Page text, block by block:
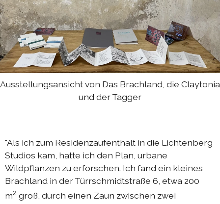
Sommerprogramm 2023
DIEresidenz EXTRA-Performance 2023
DIEresidenz EXTRA-Theater 2023
DIEresidenz hors les murs
Austausch Berlin-Die 2022
Austausch Die-Berlin 2022
Austausch Berlin-Die 2021
Austausch Die-Berlin 2021
DIEresidenz hors les murs 2021
Sommerprogramm 2021
Ausstellungsansicht von Das Brachland, die Claytonia
und der Tagger
"Als ich zum Residenzaufenthalt in die Lichtenberg
Studios kam, hatte ich den Plan, urbane
Wildpflanzen zu erforschen. Ich fand ein kleines
Brachland in der Türrschmidtstraße 6, etwa 200
m2 groß, durch einen Zaun zwischen zwei